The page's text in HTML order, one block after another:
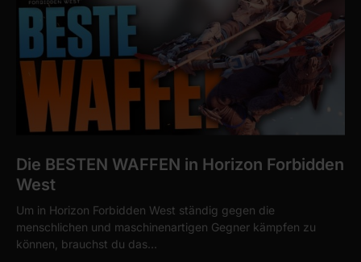
Die BESTEN WAFFEN in Horizon Forbidden
West
Um in Horizon Forbidden West ständig gegen die
menschlichen und maschinenartigen Gegner kämpfen zu
können, brauchst du das…